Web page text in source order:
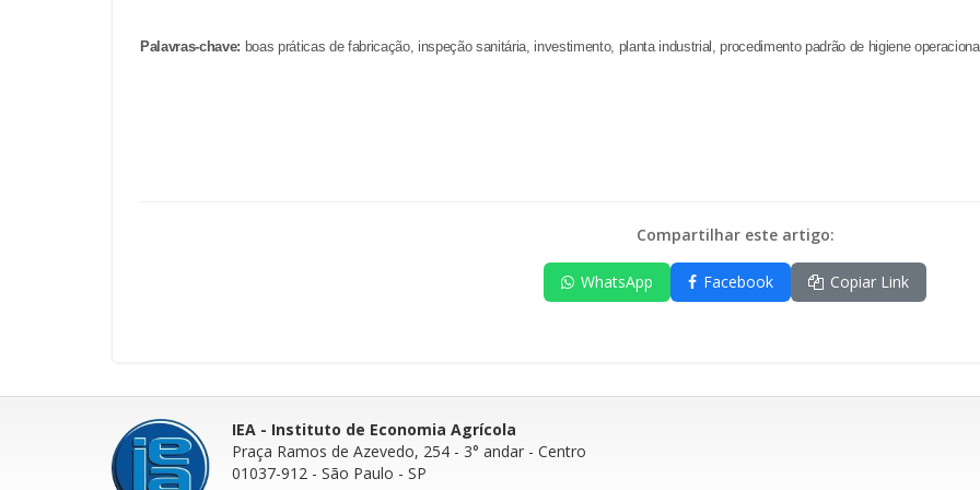
Palavras-chave: boas práticas de fabricação, inspeção sanitária, investimento, planta industrial, procedimento padrão de higiene
Compartilhar este artigo:
WhatsApp Facebook Copiar Link
IEA - Instituto de Economia Agrícola
Praça Ramos de Azevedo, 254 - 3° andar - Centro
01037-912 - São Paulo - SP